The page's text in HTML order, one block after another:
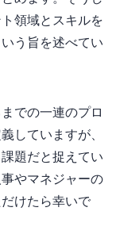
領域とスキルを
う旨を述べてい
までの一連のプロ
していますが、
題だと捉えてい
やマネジャーの
けたら幸いで